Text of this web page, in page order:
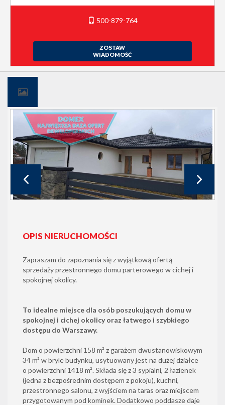
500-879-764
ZOSTAW
WIADOMOŚĆ
OPIS NIERUCHOMOŚCI
Zapraszam do zapoznania się z wyjątkową ofertą
sprzedaży przestronnego domu parterowego w cichej i
spokojnej okolicy.
To idealne miejsce dla osób poszukujących domu w
spokojnej i cichej okolicy oraz łatwego i szybkiego
dostępu do Warszawy.
Dom o powierzchni 158 m² z garażem dwustanowiskowym
34 m² w bryle budynku, usytuowany jest na dużej działce
o powierzchni 1418 m². Składa się z 3 sypialni, 2 łazienek
(jedna z bezpośrednim dostępem z pokoju), kuchni,
przestronnego salonu, z wyjściem na taras oraz miejscem
przygotowanym pod kominek. Dodatkowo poddasze daje